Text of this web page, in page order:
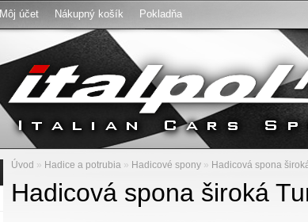
Môj účet Nákupný košík Pokladňa
Úvod » Hadice a potrubia » Hadicové spony » Hadicová spona
Hadicová spona široká